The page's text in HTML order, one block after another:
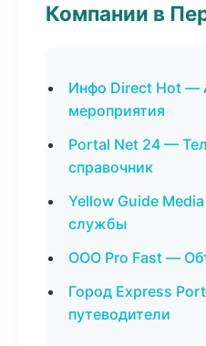
Компании в
Инфо Direct Hot —
мероприятия
Portal Net 24 —
справочник
Yellow Guide
службы
ООО Pro Fast —
Город Express
путеводители